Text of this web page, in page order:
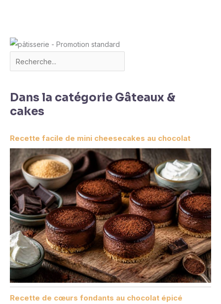
Dans la catégorie Gâteaux &
cakes
Recette facile de mini cheesecakes au chocolat
Recette de cœurs fondants au chocolat épicé